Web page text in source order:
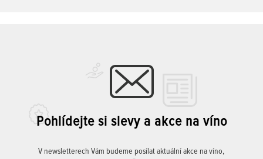
Pohlídejte si slevy a akce na víno
V newsletterech Vám budeme posílat aktuální akce na víno,